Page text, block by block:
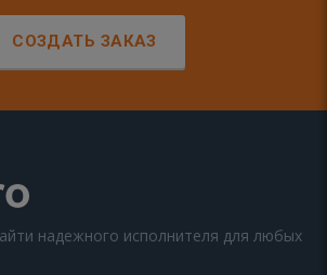
СОЗДАТЬ ЗАКАЗ
надежного исполнителя для любых